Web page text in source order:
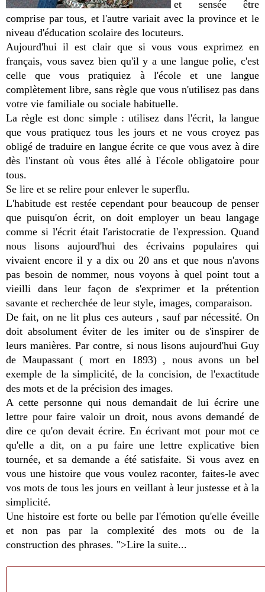
et sensée être
comprise par tous, et l'autre variait avec la province et le
niveau d'éducation scolaire des locuteurs.
Aujourd'hui il est clair que si vous vous exprimez en
français, vous savez bien qu'il y a une langue polie, c'est
celle que vous pratiquiez à l'école et une langue
complètement libre, sans règle que vous n'utilisez pas dans
votre vie familiale ou sociale habituelle.
La règle est donc simple : utilisez dans l'écrit, la langue
que vous pratiquez tous les jours et ne vous croyez pas
obligé de traduire en langue écrite ce que vous avez à dire
dès l'instant où vous êtes allé à l'école obligatoire pour
tous.
Se lire et se relire pour enlever le superflu.
L'habitude est restée cependant pour beaucoup de penser
que puisqu'on écrit, on doit employer un beau langage
comme si l'écrit était l'aristocratie de l'expression. Quand
nous lisons aujourd'hui des écrivains populaires qui
vivaient encore il y a dix ou 20 ans et que nous n'avons
pas besoin de nommer, nous voyons à quel point tout a
vieilli dans leur façon de s'exprimer et la prétention
savante et recherchée de leur style, images, comparaison.
De fait, on ne lit plus ces auteurs , sauf par nécessité. On
doit absolument éviter de les imiter ou de s'inspirer de
leurs manières. Par contre, si nous lisons aujourd'hui Guy
de Maupassant ( mort en 1893) , nous avons un bel
exemple de la simplicité, de la concision, de l'exactitude
des mots et de la précision des images.
A cette personne qui nous demandait de lui écrire une
lettre pour faire valoir un droit, nous avons demandé de
dire ce qu'on devait écrire. En écrivant mot pour mot ce
qu'elle a dit, on a pu faire une lettre explicative bien
tournée, et sa demande a été satisfaite. Si vous avez en
vous une histoire que vous voulez raconter, faites-le avec
vos mots de tous les jours en veillant à leur justesse et à la
simplicité.
Une histoire est forte ou belle par l'émotion qu'elle éveille
et non pas par la complexité des mots ou de la
construction des phrases. ">Lire la suite...